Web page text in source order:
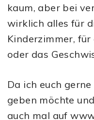
kaum, aber bei
wirklich alles für
Kinderzimmer,
oder das
Da ich euch
geben möchte
auch mal auf